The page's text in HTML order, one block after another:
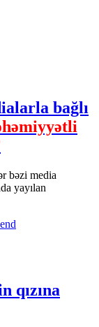
bağlı
bəzi media
yayılan
qızına